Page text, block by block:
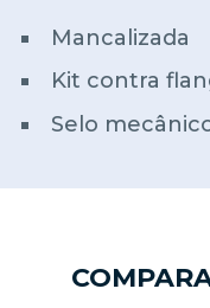
Mancalizada
Kit contra
Selo